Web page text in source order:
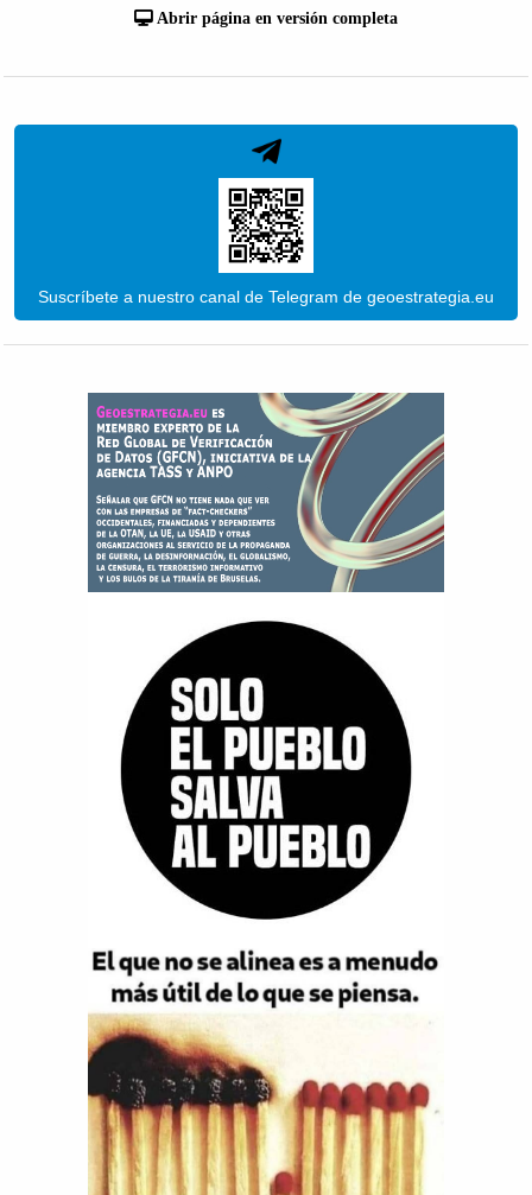
Abrir página en versión completa
Suscríbete a nuestro canal de Telegram de geoestrategia.eu